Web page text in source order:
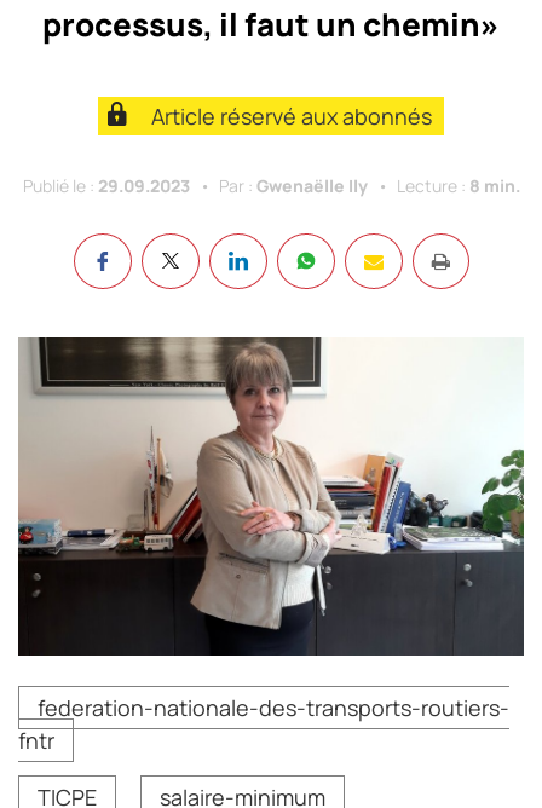
processus, il faut un chemin»
Article réservé aux abonnés
Publié le : 29.09.2023 Par : Gwenaëlle Ily Lecture : 8 min.
Florence Berthelot, déléguée générale de la FNTR.
Crédit photo FNTR
federation-nationale-des-transports-routiers-
fntr
TICPE
salaire-minimum